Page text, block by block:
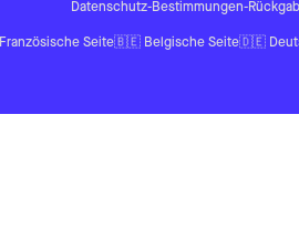
Datenschutz-Bestimmungen-
Französische Seite🇧🇪 Belgische Seite🇩🇪